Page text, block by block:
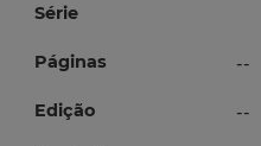
Série
Páginas --
Edição --